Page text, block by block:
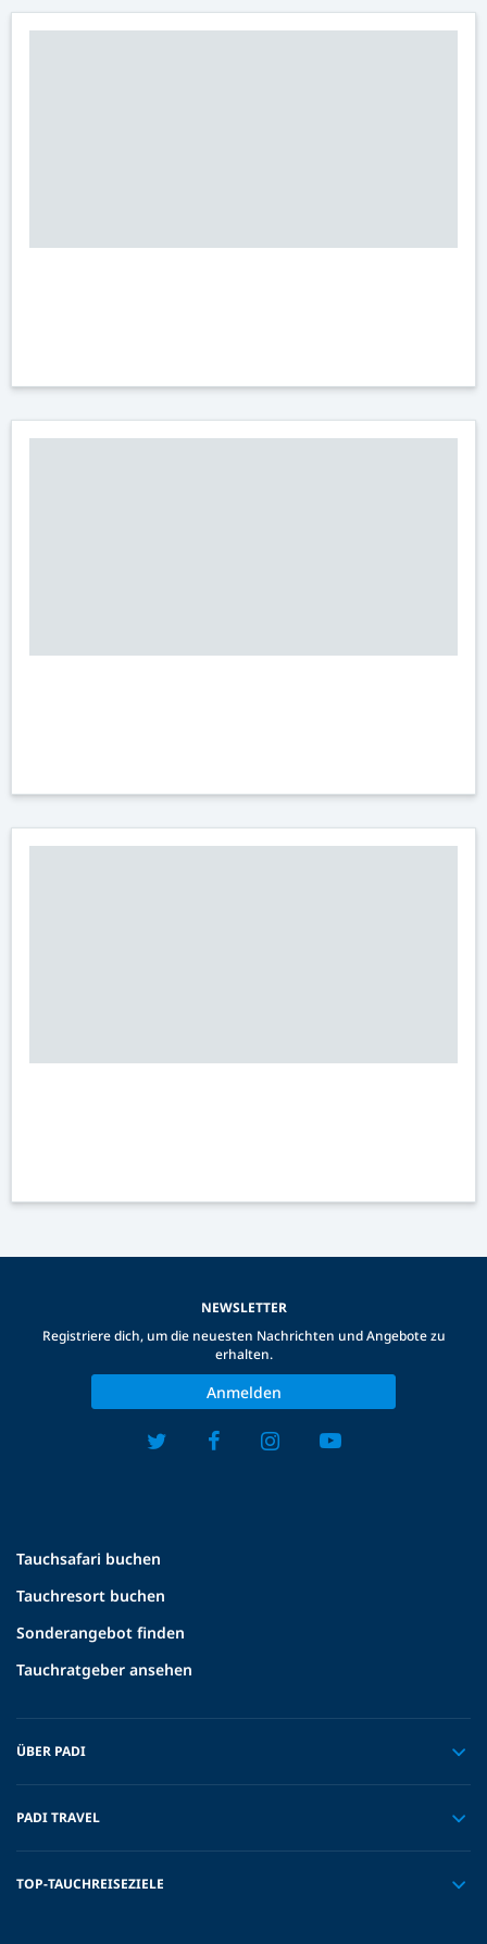
Tauchsafari buchen
Tauchresort buchen
Sonderangebot finden
Tauchratgeber ansehen
ÜBER PADI
PADI TRAVEL
TOP-TAUCHREISEZIELE
NEWSLETTER
Registriere dich, um die neuesten Nachrichten und Angebote zu
erhalten.
Anmelden